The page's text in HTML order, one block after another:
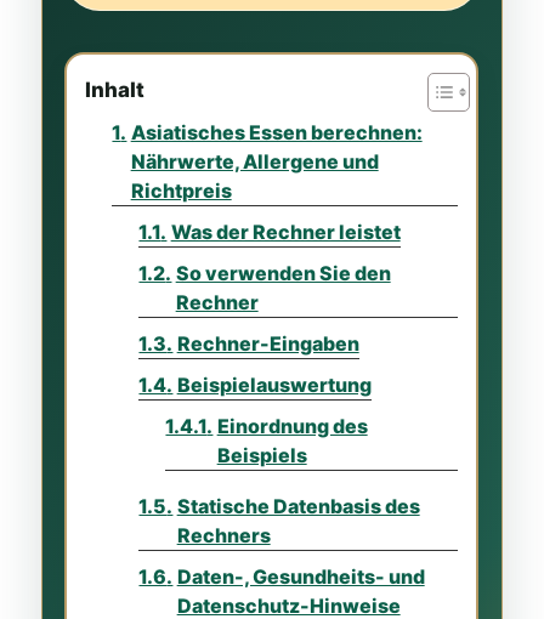
Inhalt
Asiatisches Essen berechnen:
Nährwerte, Allergene und
Richtpreis
Was der Rechner leistet
So verwenden Sie den
Rechner
Rechner-Eingaben
Beispielauswertung
Einordnung des
Beispiels
Statische Datenbasis des
Rechners
Daten-, Gesundheits- und
Datenschutz-Hinweise